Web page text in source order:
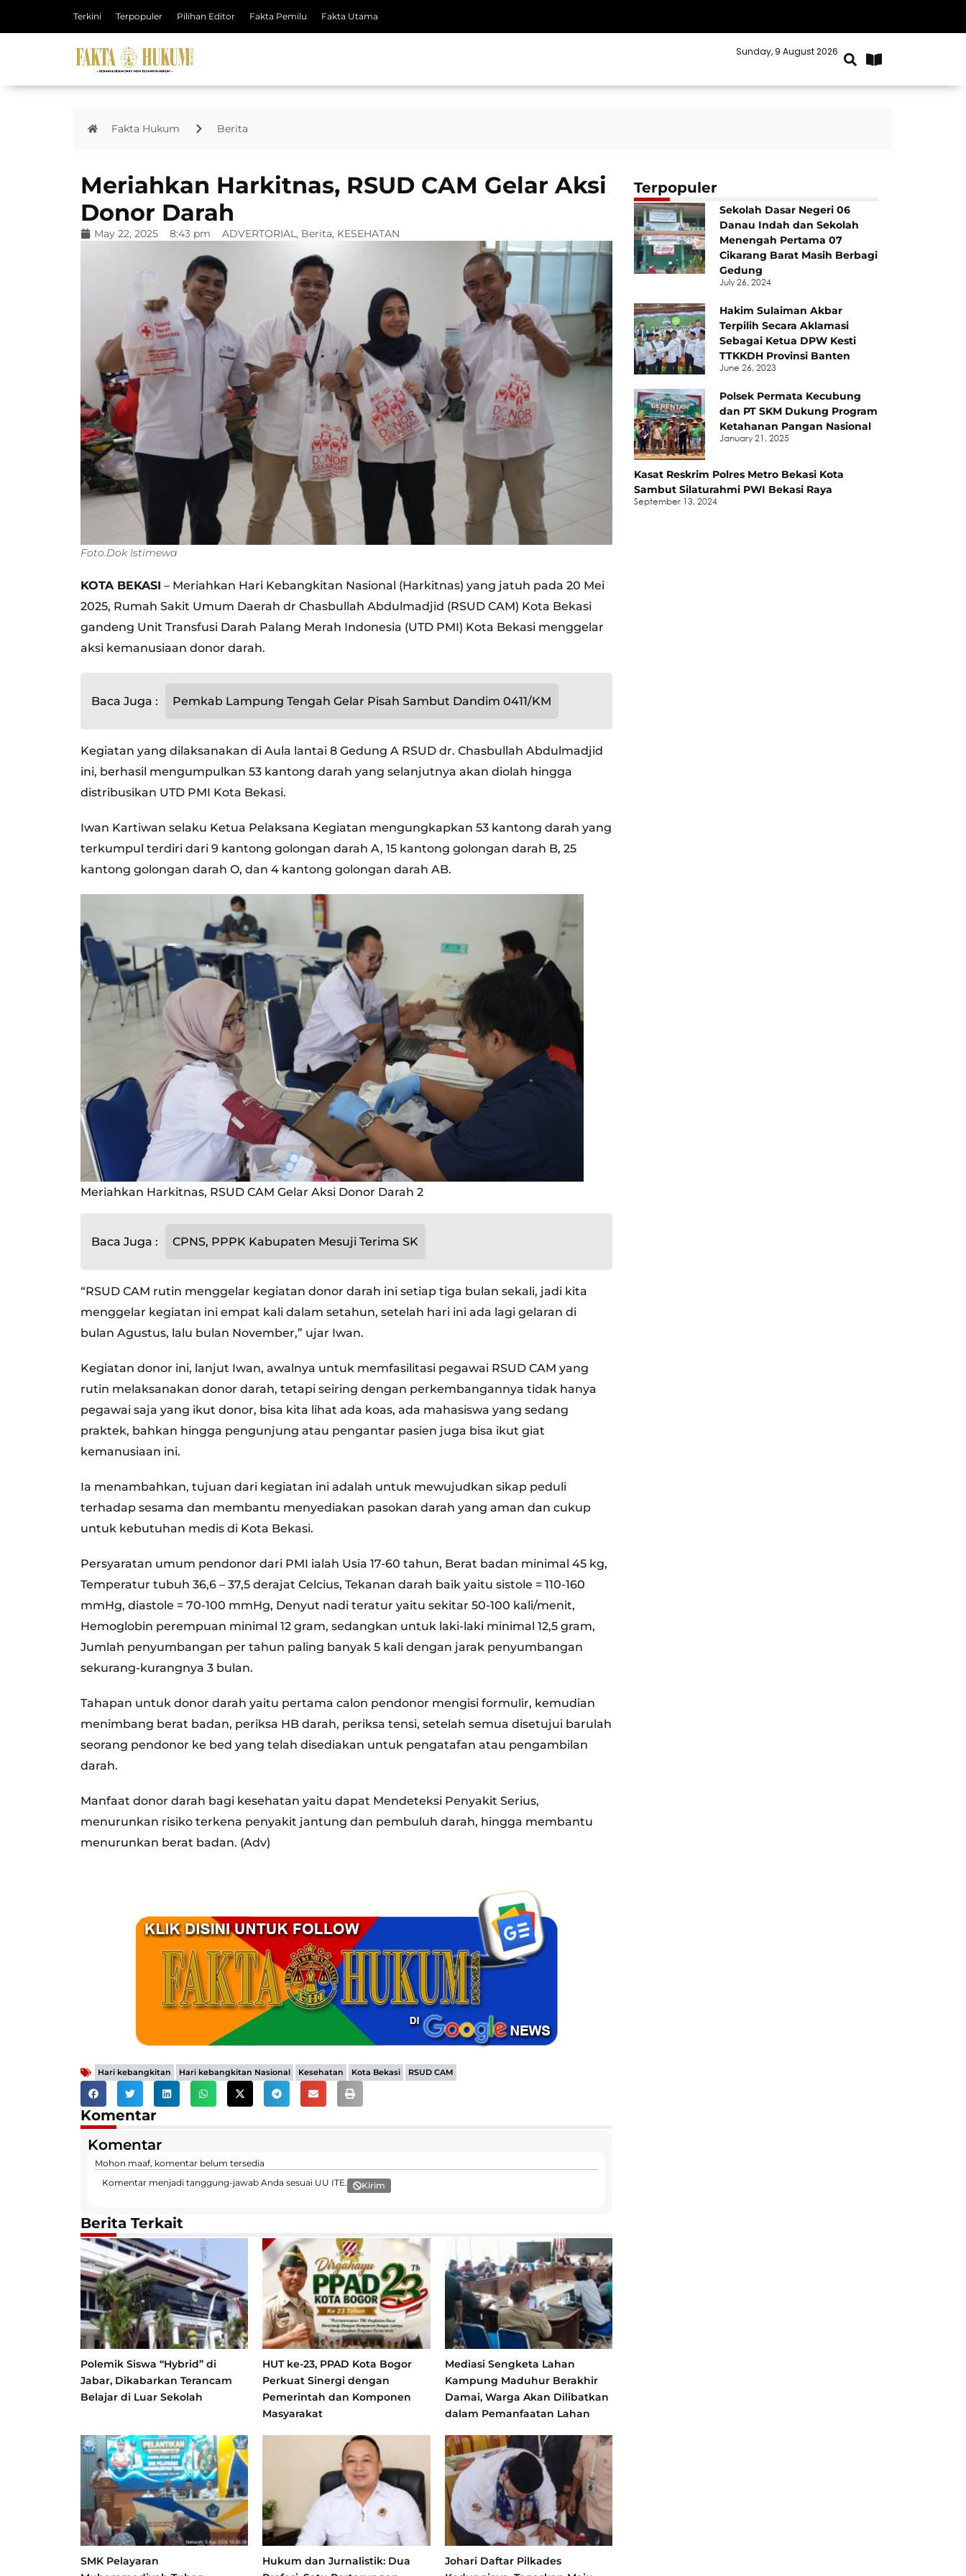
Terkini Terpopuler Pilihan Editor Fakta Pemilu Fakta Utama
Sunday, 9 August 2026
Fakta Hukum Berita
Meriahkan Harkitnas, RSUD CAM Gelar Aksi
Donor Darah
May 22, 2025 8:43 pm ADVERTORIAL, Berita, KESEHATAN
Foto.Dok Istimewa
KOTA BEKASI – Meriahkan Hari Kebangkitan Nasional (Harkitnas) yang jatuh pada 20 Mei
2025, Rumah Sakit Umum Daerah dr Chasbullah Abdulmadjid (RSUD CAM) Kota Bekasi
gandeng Unit Transfusi Darah Palang Merah Indonesia (UTD PMI) Kota Bekasi menggelar
aksi kemanusiaan donor darah.
Baca Juga : Pemkab Lampung Tengah Gelar Pisah Sambut Dandim 0411/KM
Kegiatan yang dilaksanakan di Aula lantai 8 Gedung A RSUD dr. Chasbullah Abdulmadjid
ini, berhasil mengumpulkan 53 kantong darah yang selanjutnya akan diolah hingga
distribusikan UTD PMI Kota Bekasi.
Iwan Kartiwan selaku Ketua Pelaksana Kegiatan mengungkapkan 53 kantong darah yang
terkumpul terdiri dari 9 kantong golongan darah A, 15 kantong golongan darah B, 25
kantong golongan darah O, dan 4 kantong golongan darah AB.
Meriahkan Harkitnas, RSUD CAM Gelar Aksi Donor Darah 2
Baca Juga : CPNS, PPPK Kabupaten Mesuji Terima SK
“RSUD CAM rutin menggelar kegiatan donor darah ini setiap tiga bulan sekali, jadi kita
menggelar kegiatan ini empat kali dalam setahun, setelah hari ini ada lagi gelaran di
bulan Agustus, lalu bulan November,” ujar Iwan.
Kegiatan donor ini, lanjut Iwan, awalnya untuk memfasilitasi pegawai RSUD CAM yang
rutin melaksanakan donor darah, tetapi seiring dengan perkembangannya tidak hanya
pegawai saja yang ikut donor, bisa kita lihat ada koas, ada mahasiswa yang sedang
praktek, bahkan hingga pengunjung atau pengantar pasien juga bisa ikut giat
kemanusiaan ini.
Ia menambahkan, tujuan dari kegiatan ini adalah untuk mewujudkan sikap peduli
terhadap sesama dan membantu menyediakan pasokan darah yang aman dan cukup
untuk kebutuhan medis di Kota Bekasi.
Persyaratan umum pendonor dari PMI ialah Usia 17-60 tahun, Berat badan minimal 45 kg,
Temperatur tubuh 36,6 – 37,5 derajat Celcius, Tekanan darah baik yaitu sistole = 110-160
mmHg, diastole = 70-100 mmHg, Denyut nadi teratur yaitu sekitar 50-100 kali/menit,
Hemoglobin perempuan minimal 12 gram, sedangkan untuk laki-laki minimal 12,5 gram,
Jumlah penyumbangan per tahun paling banyak 5 kali dengan jarak penyumbangan
sekurang-kurangnya 3 bulan.
Tahapan untuk donor darah yaitu pertama calon pendonor mengisi formulir, kemudian
menimbang berat badan, periksa HB darah, periksa tensi, setelah semua disetujui barulah
seorang pendonor ke bed yang telah disediakan untuk pengatafan atau pengambilan
darah.
Manfaat donor darah bagi kesehatan yaitu dapat Mendeteksi Penyakit Serius,
menurunkan risiko terkena penyakit jantung dan pembuluh darah, hingga membantu
menurunkan berat badan. (Adv)
Hari kebangkitan Hari kebangkitan Nasional Kesehatan Kota Bekasi RSUD CAM
Komentar
Komentar
Mohon maaf, komentar belum tersedia
Komentar menjadi tanggung-jawab Anda sesuai UU ITE.
Kirim
Berita Terkait
Polemik Siswa “Hybrid” di
Jabar, Dikabarkan Terancam
Belajar di Luar Sekolah
HUT ke-23, PPAD Kota Bogor
Perkuat Sinergi dengan
Pemerintah dan Komponen
Masyarakat
Mediasi Sengketa Lahan
Kampung Maduhur Berakhir
Damai, Warga Akan Dilibatkan
dalam Pemanfaatan Lahan
SMK Pelayaran
Hukum dan Jurnalistik: Dua
Johari Daftar Pilkades
Terpopuler
Sekolah Dasar Negeri 06
Danau Indah dan Sekolah
Menengah Pertama 07
Cikarang Barat Masih Berbagi
Gedung
July 26, 2024
Hakim Sulaiman Akbar
Terpilih Secara Aklamasi
Sebagai Ketua DPW Kesti
TTKKDH Provinsi Banten
June 26, 2023
Polsek Permata Kecubung
dan PT SKM Dukung Program
Ketahanan Pangan Nasional
January 21, 2025
Kasat Reskrim Polres Metro Bekasi Kota
Sambut Silaturahmi PWI Bekasi Raya
September 13, 2024